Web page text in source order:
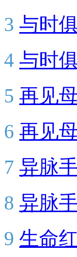
3 与时
4 与时
5 再见
6 再见
7 异脉
8 异脉
9 生命红